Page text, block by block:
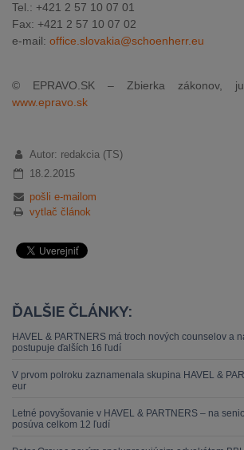
Tel.: +421 2 57 10 07 01
Fax: +421 2 57 10 07 02
e-mail: office.slovakia@schoenherr.eu
© EPRAVO.SK – Zbierka zákonov,
www.epravo.sk
Autor: redakcia (TS)
18.2.2015
pošli e-mailom
vytlač článok
ĎALŠIE ČLÁNKY:
HAVEL & PARTNERS má troch nových counselov a
postupuje ďalších 16 ľudí
V prvom polroku zaznamenala skupina HAVEL &
eur
Letné povyšovanie v HAVEL & PARTNERS – na
posúva celkom 12 ľudí